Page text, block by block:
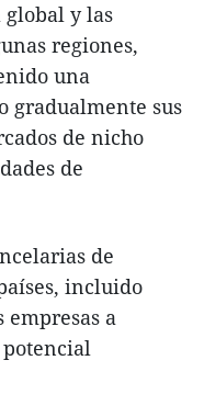
y las
regiones,
una
gradualmente sus
de nicho
de
de
incluido
empresas a